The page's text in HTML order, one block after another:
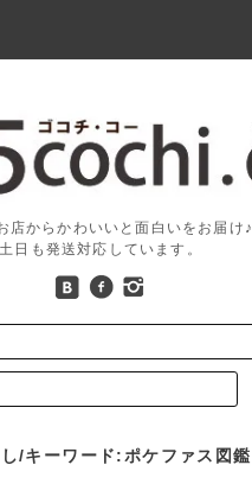
店からかわいいと面白いをお届け♪
土日も発送対応しています。
/キーワード:ポケファス図鑑